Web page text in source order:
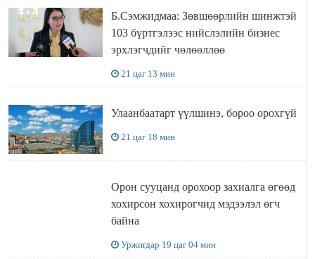
Б.Сэмжидмаа: Зөвшөөрлийн шинжтэй
103 бүртгэлээс нийслэлийн бизнес
эрхлэгчдийг чөлөөллөө
21 цаг 13 мин
Улаанбаатарт үүлшинэ, бороо орохгүй
21 цаг 18 мин
Орон сууцанд орохоор захиалга өгөөд
хохирсон хохирогчид мэдээлэл өгч
байна
Уржигдар 19 цаг 04 мин